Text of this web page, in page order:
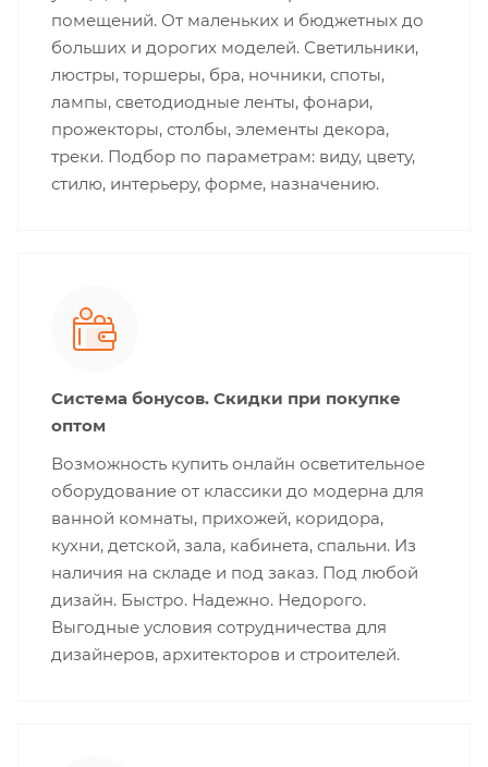
помещений. От маленьких и бюджетных до
больших и дорогих моделей. Светильники,
люстры, торшеры, бра, ночники, споты,
лампы, светодиодные ленты, фонари,
прожекторы, столбы, элементы декора,
треки. Подбор по параметрам: виду, цвету,
стилю, интерьеру, форме, назначению.
Система бонусов. Скидки при покупке
оптом
Возможность купить онлайн осветительное
оборудование от классики до модерна для
ванной комнаты, прихожей, коридора,
кухни, детской, зала, кабинета, спальни. Из
наличия на складе и под заказ. Под любой
дизайн. Быстро. Надежно. Недорого.
Выгодные условия сотрудничества для
дизайнеров, архитекторов и строителей.